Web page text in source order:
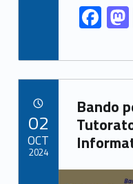
F
ac
e
b
o
o
k
Link identifier archive #link-archive-37029
Bando
Link identifier archive #link-archive-thumb-soap-21306
02
OCT
2024